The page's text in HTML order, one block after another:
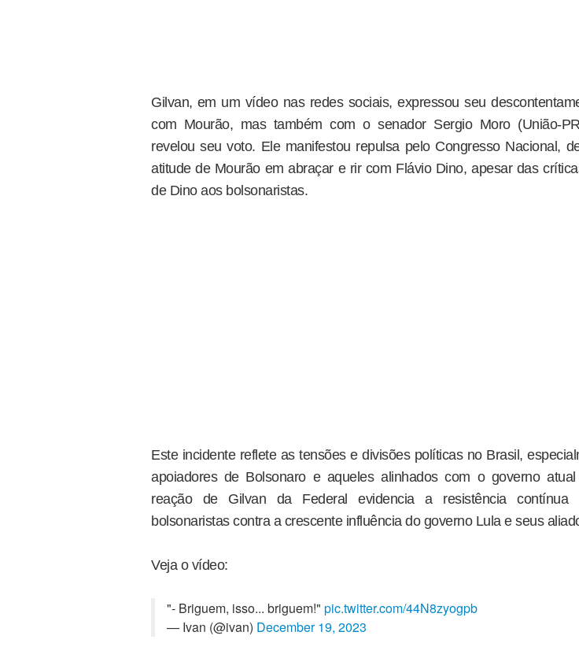
Gilvan, em um vídeo nas redes sociais, expressou seu
com Mourão, mas também com o senador Sergio Moro (União-
revelou seu voto. Ele manifestou repulsa pelo Congresso Nacional,
atitude de Mourão em abraçar e rir com Flávio Dino, apesar das
de Dino aos bolsonaristas.
Este incidente reflete as tensões e divisões políticas no Brasil,
apoiadores de Bolsonaro e aqueles alinhados com o governo
reação de Gilvan da Federal evidencia a resistência contínua
bolsonaristas contra a crescente influência do governo Lula e seus
Veja o vídeo:
"- Briguem, isso... briguem!" pic.twitter.com/44N8zyogpb
— Ivan (@ivan) December 19, 2023